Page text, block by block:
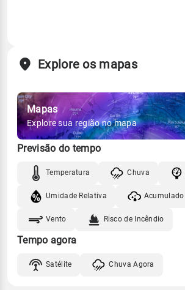
Explore os mapas
Mapas
Explore sua região no mapa
Previsão do tempo
Temperatura Chuva
Umidade Relativa Acumulado
Vento Risco de Incêndio
Tempo agora
Satélite Chuva Agora